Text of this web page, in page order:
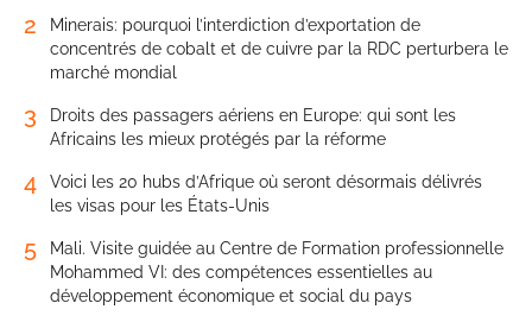
2
Minerais: pourquoi l’interdiction d’exportation de
concentrés de cobalt et de cuivre par la RDC perturbera le
marché mondial
3
Droits des passagers aériens en Europe: qui sont les
Africains les mieux protégés par la réforme
4
Voici les 20 hubs d’Afrique où seront désormais délivrés
les visas pour les États-Unis
5
Mali. Visite guidée au Centre de Formation professionnelle
Mohammed VI: des compétences essentielles au
développement économique et social du pays